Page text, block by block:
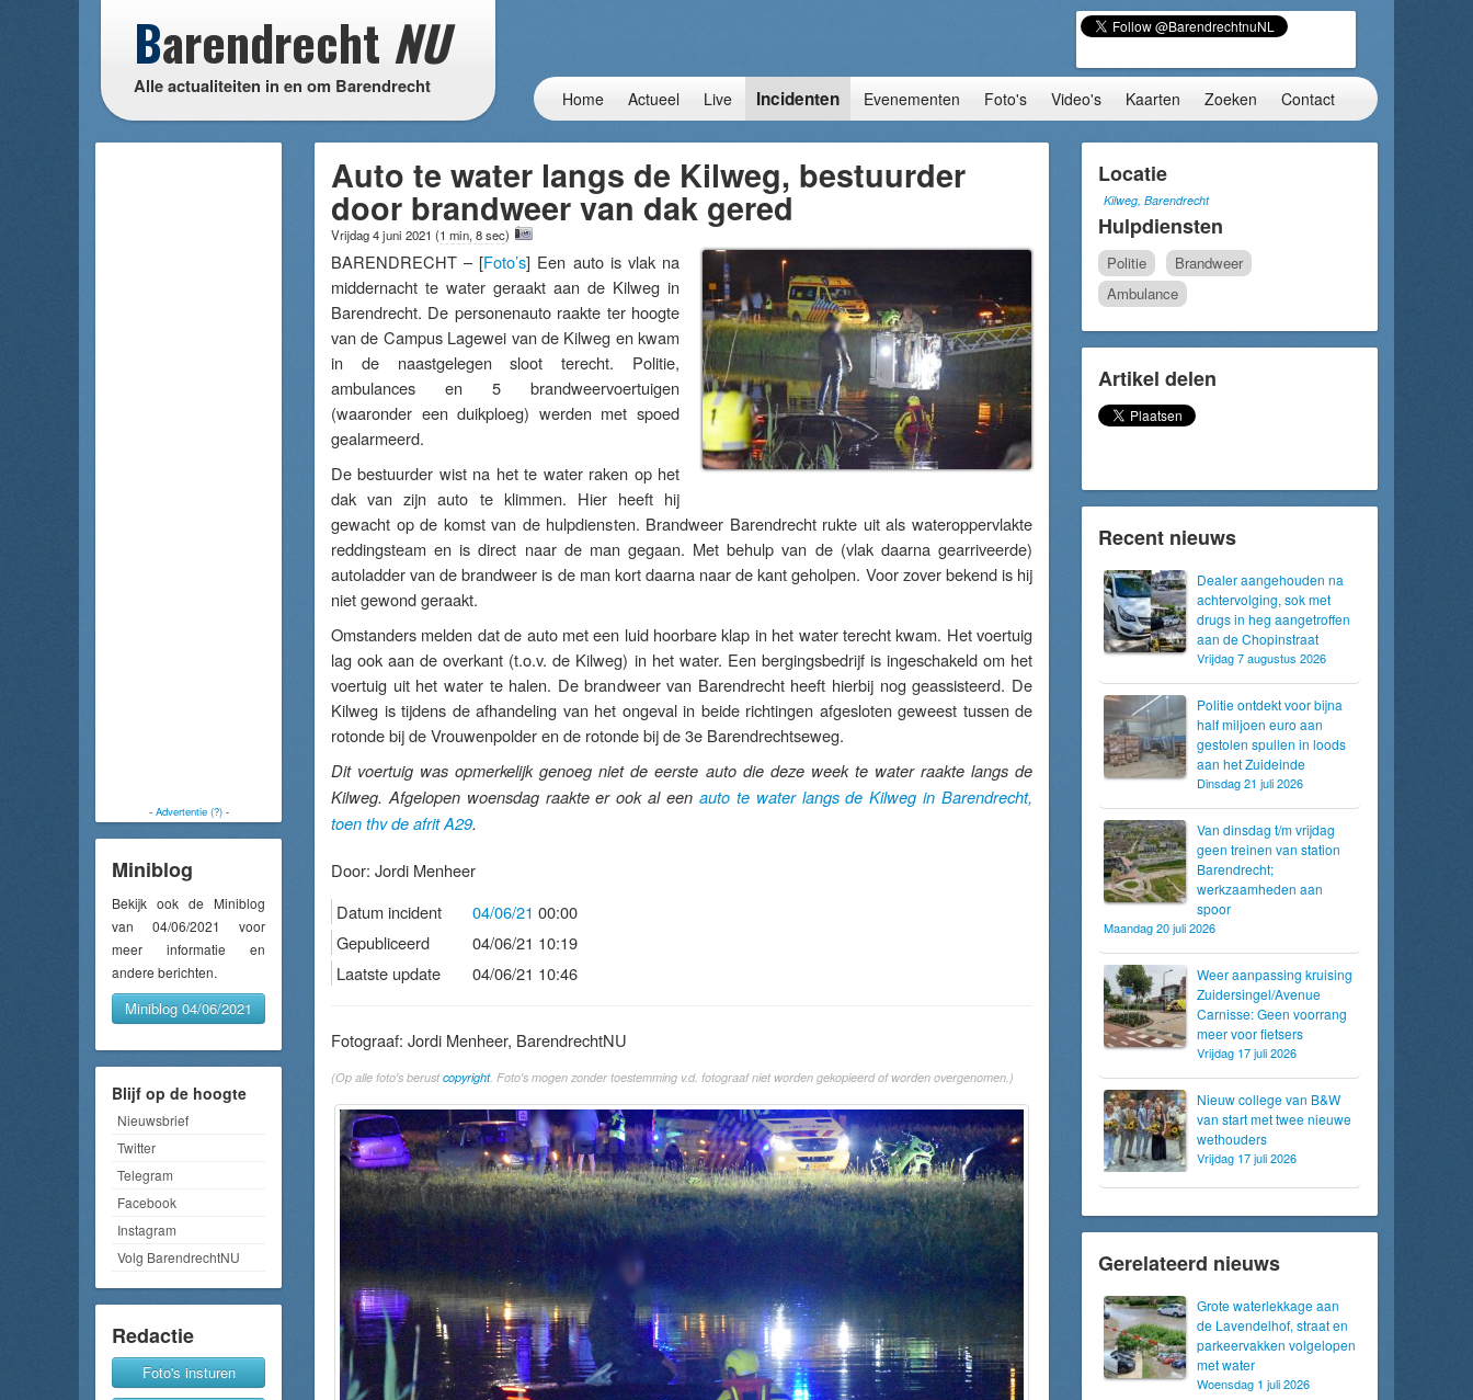
Barendrecht NU
Alle actualiteiten in en om Barendrecht
Home Actueel Live Incidenten Evenementen Foto's Video's Kaarten Zoeken Contact
- Advertentie (?)-
Miniblog
Bekijk ook de Miniblog
van 04/06/2021 voor
meer informatie en
andere berichten.
Miniblog 04/06/2021
Blijf op de hoogte
Nieuwsbrief
Twitter
Telegram
Facebook
Instagram
Volg BarendrechtNU
Redactie
Foto's insturen
Auto te water langs de Kilweg, bestuurder
door brandweer van dak gered
Vrijdag 4 juni 2021 (1 min, 8 sec)
BARENDRECHT – [Foto’s] Een auto is vlak na
middernacht te water geraakt aan de Kilweg in
Barendrecht. De personenauto raakte ter hoogte
van de Campus Lagewei van de Kilweg en kwam
in de naastgelegen sloot terecht. Politie,
ambulances en 5 brandweervoertuigen
(waaronder een duikploeg) werden met spoed
gealarmeerd.
De bestuurder wist na het te water raken op het
dak van zijn auto te klimmen. Hier heeft hij
gewacht op de komst van de hulpdiensten. Brandweer Barendrecht rukte uit als wateroppervlakte
reddingsteam en is direct naar de man gegaan. Met behulp van de (vlak daarna gearriveerde)
autoladder van de brandweer is de man kort daarna naar de kant geholpen. Voor zover bekend is hij
niet gewond geraakt.
Omstanders melden dat de auto met een luid hoorbare klap in het water terecht kwam. Het voertuig
lag ook aan de overkant (t.o.v. de Kilweg) in het water. Een bergingsbedrijf is ingeschakeld om het
voertuig uit het water te halen. De brandweer van Barendrecht heeft hierbij nog geassisteerd. De
Kilweg is tijdens de afhandeling van het ongeval in beide richtingen afgesloten geweest tussen de
rotonde bij de Vrouwenpolder en de rotonde bij de 3e Barendrechtseweg.
Dit voertuig was opmerkelijk genoeg niet de eerste auto die deze week te water raakte langs de
Kilweg. Afgelopen woensdag raakte er ook al een auto te water langs de Kilweg in Barendrecht,
toen thv de afrit A29.
Door: Jordi Menheer
Datum incident
04/06/21 00:00
Gepubliceerd
04/06/21 10:19
Laatste update
04/06/21 10:46
Fotograaf: Jordi Menheer, BarendrechtNU
(Op alle foto's berustcopyright. Foto's mogen zonder toestemming v.d. fotograaf niet worden gekopieerd of worden overgenomen.)
Locatie
Kilweg, Barendrecht
Hulpdiensten
Politie
Brandweer
Ambulance
Artikel delen
Recent nieuws
Dealer aangehouden na
achtervolging, sok met
drugs in heg aangetroffen
aan de Chopinstraat
Vrijdag 7 augustus 2026
Politie ontdekt voor bijna
half miljoen euro aan
gestolen spullen in loods
aan het Zuideinde
Dinsdag 21 juli 2026
Van dinsdag t/m vrijdag
geen treinen van station
Barendrecht;
werkzaamheden aan
spoor
Maandag 20 juli 2026
Weer aanpassing kruising
Zuidersingel/Avenue
Carnisse: Geen voorrang
meer voor fietsers
Vrijdag 17 juli 2026
Nieuw college van B&W
van start met twee nieuwe
wethouders
Vrijdag 17 juli 2026
Gerelateerd nieuws
Grote waterlekkage aan
de Lavendelhof, straat en
parkeervakken volgelopen
met water
Woensdag 1 juli 2026